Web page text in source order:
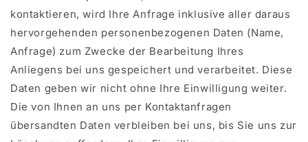
kontaktieren, wird Ihre Anfrage inklusive aller daraus
hervorgehenden personenbezogenen Daten (Name,
Anfrage) zum Zwecke der Bearbeitung Ihres
Anliegens bei uns gespeichert und verarbeitet. Diese
Daten geben wir nicht ohne Ihre Einwilligung weiter.
Die von Ihnen an uns per Kontaktanfragen
übersandten Daten verbleiben bei uns, bis Sie uns zur